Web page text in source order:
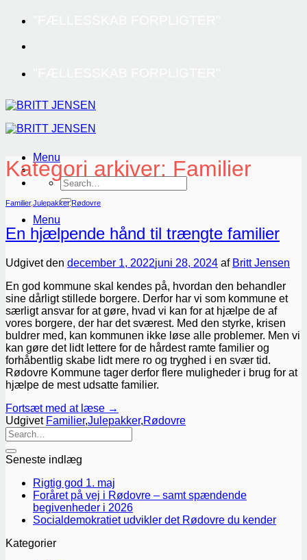
Fortsæt
indhold
Menu
Menu
Kategori arkiver: Familier
Familier,Julepakker,Rødovre
En hjælpende hånd til trængte familier
Udgivet den december 1, 2022juni 28, 2024 af Britt Jensen
En god kommune skal kendes på, hvordan den behandler
sine dårligt stillede borgere. Derfor har vi som kommune et
særligt ansvar for at gøre, hvad vi kan for at hjælpe de af
vores borgere, der har det sværest. Med den styrke, krisen
buldrer med, kan kommunen ikke løse alle problemer. Men vi
kan gøre det lidt lettere for de hårdest ramte familier og
forhåbentlig skabe lidt mere ro og tryghed i en svær tid.
Rødovre Kommune tager derfor flere muligheder i brug for at
hjælpe de mest udsatte familier.
Fortsæt med at læse →
Udgivet Familier,Julepakker,Rødovre
Seneste indlæg
Rigtig god 1. maj
Foråret på vej i Rødovre – samt spændende
begivenheder i 2026
Socialdemokratiet udvikler det Rødovre du kender
Kategorier